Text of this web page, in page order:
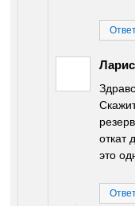
откат
это